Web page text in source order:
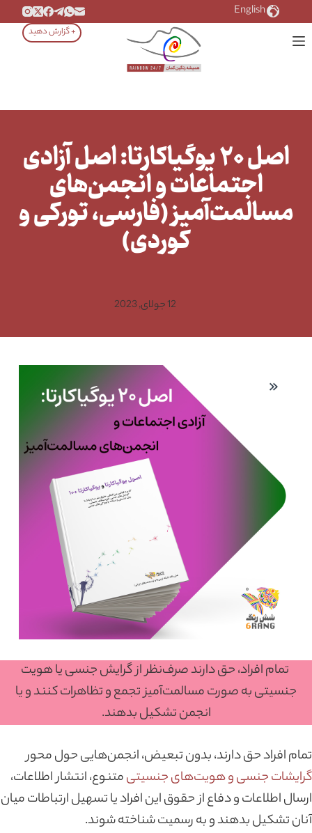
به
محتوا
English
+ گزارش دهید
اصل ۲۰ یوگیاکارتا: اصل آزادی
اجتماعات و انجمن‌های
مسالمت‌آمیز (فارسی، تورکی و
کوردی)
12 جولای, 2023
تمام افراد، حق دارند صرف‌نظر از گرایش جنسی یا هویت
جنسیتی به صورت مسالمت‌آمیز تجمع و تظاهرات کنند و یا
انجمن تشکیل بدهند.
تمام افراد حق دارند، بدون تبعیض، انجمن‌هایی حول محور
گرایشات جنسی و هویت‌های جنسیتیمتنوع، انتشار اطلاعات،
ارسال اطلاعات و دفاع از حقوق‌ این افراد یا تسهیل ارتباطات میان
آنان تشکیل بدهند و به رسمیت شناخته شوند.